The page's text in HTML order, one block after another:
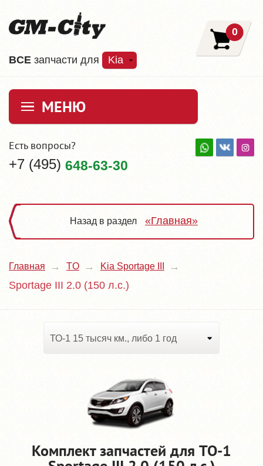
ВCE запчасти для Kia
0
МЕНЮ
Есть вопросы?
+7 (495) 648-63-30
Назад в раздел «Главная»
Главная TO Kia Sportage III
Sportage III 2.0 (150 л.с.)
ТО-1 15 тысяч км., либо 1 год
Комплект запчастей для TO-1